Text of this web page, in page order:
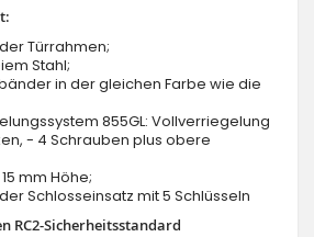
Türrahmen;
Stahl;
in der gleichen Farbe wie die
855GL: Vollverriegelung
- 4 Schrauben plus obere
mm Höhe;
Schlosseinsatz mit 5 Schlüsseln
RC2-Sicherheitsstandard